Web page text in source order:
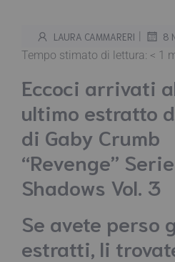
LAURA CAMMARERI | 8
Tempo stimato di lettura: < 1
Eccoci arrivati
ultimo estratto
di Gaby Crumb
“Revenge”
Shadows Vol. 3
Se avete perso
estratti, li